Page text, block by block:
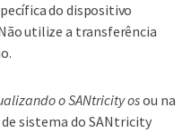
do dispositivo
utilize a transferência
o SANtricity osou na
sistema do SANtricity